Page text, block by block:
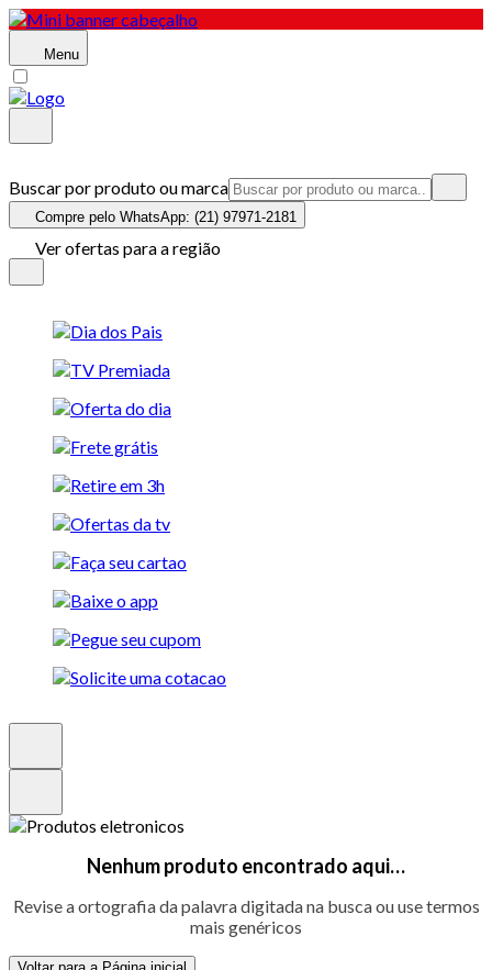
Menu
Buscar por produto ou marca
Compre pelo WhatsApp: (21) 97971-2181
Ver ofertas para a região
Nenhum produto encontrado aqui…
Revise a ortografia da palavra digitada na busca ou use termos
mais genéricos